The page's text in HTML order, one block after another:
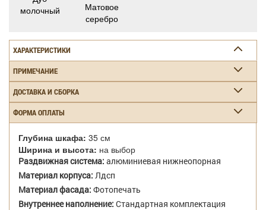
молочный
Матовое
серебро
ХАРАКТЕРИСТИКИ
ПРИМЕЧАНИЕ
ДОСТАВКА И СБОРКА
ФОРМА ОПЛАТЫ
Глубина шкафа: 35 см
Ширина и высота: на выбор
Раздвижная система: алюминиевая нижнеопорная
Материал корпуса: Лдсп
Материал фасада: Фотопечать
Внутреннее наполнение: Стандартная комплектация